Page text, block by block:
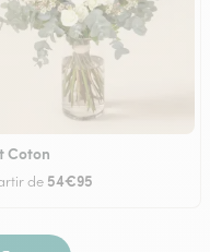
Coton
de 54€95